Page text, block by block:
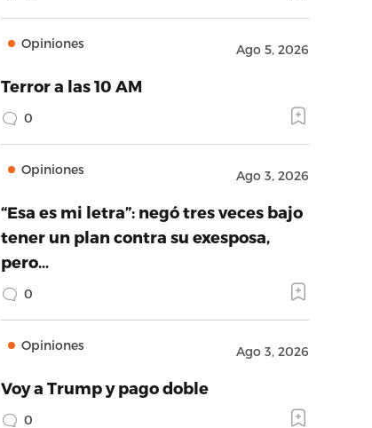
Opiniones Ago 5, 2026
Terror a las 10 AM
0
Opiniones Ago 3, 2026
“Esa es mi letra”: negó tres veces bajo
tener un plan contra su exesposa,
pero…
0
Opiniones Ago 3, 2026
Voy a Trump y pago doble
0